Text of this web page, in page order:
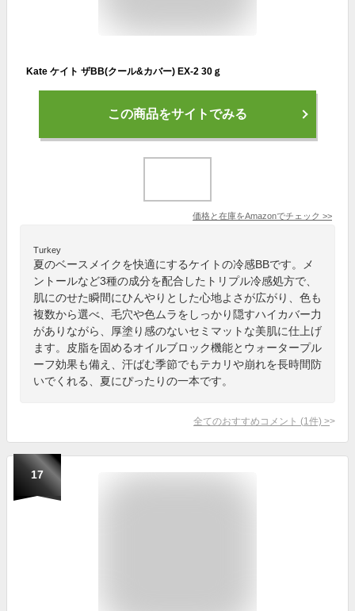
Kate ケイト ザBB(クール&カバー) EX-2 30ｇ
この商品をサイトでみる
価格と在庫をAmazonでチェック >>
Turkey
夏のベースメイクを快適にするケイトの冷感BBです。メ
ントールなど3種の成分を配合したトリプル冷感処方で、
肌にのせた瞬間にひんやりとした心地よさが広がり、色も
複数から選べ、毛穴や色ムラをしっかり隠すハイカバー力
がありながら、厚塗り感のないセミマットな美肌に仕上げ
ます。皮脂を固めるオイルブロック機能とウォータープル
ーフ効果も備え、汗ばむ季節でもテカリや崩れを長時間防
いでくれる、夏にぴったりの一本です。
全てのおすすめコメント (1 件) >
17